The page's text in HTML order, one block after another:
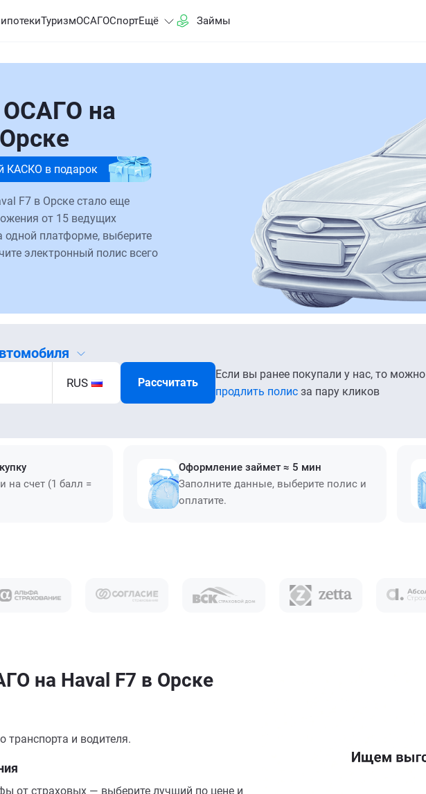
ТуризмОСАГОСпортЕщё Займы
на
КАСКО в подарок
F7 в Орске стало еще
от 15 ведущих
одной платформе, выберите
электронный полис всего
RUS Рассчитать
Если вы ранее покупали у нас, то можно
продлить полис за пару кликов
на счет (1 балл =
Оформление займет ≈ 5 мин
Заполните данные, выберите полис и
оплатите.
на Haval F7 в Орске
и водителя.
от страховых — выберите лучший по цене и